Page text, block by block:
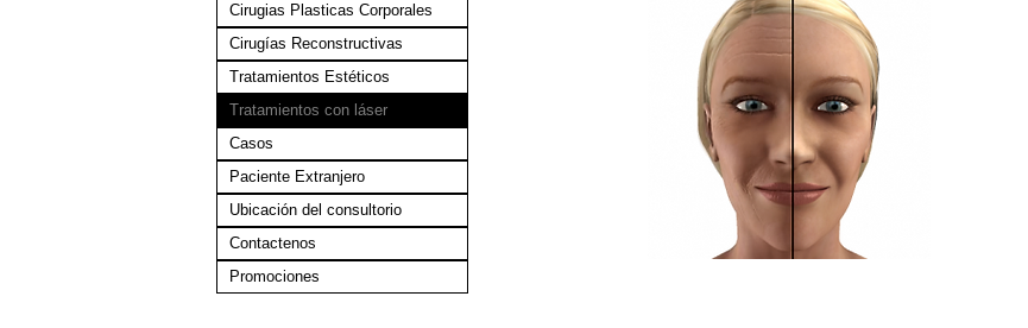
Cirugias Plasticas Corporales
Cirugías Reconstructivas
Tratamientos Estéticos
Tratamientos con láser
Casos
Paciente Extranjero
Ubicación del consultorio
Contactenos
Promociones